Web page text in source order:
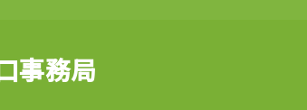
事務局